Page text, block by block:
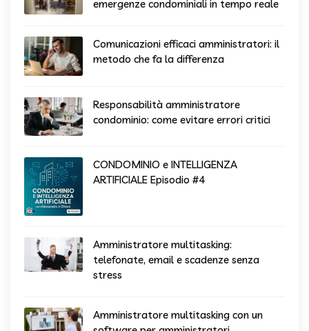
emergenze condominiali in tempo reale
Comunicazioni efficaci amministratori: il
metodo che fa la differenza
Responsabilità amministratore
condominio: come evitare errori critici
CONDOMINIO e INTELLIGENZA
ARTIFICIALE Episodio #4
Amministratore multitasking:
telefonate, email e scadenze senza
stress
Amministratore multitasking con un